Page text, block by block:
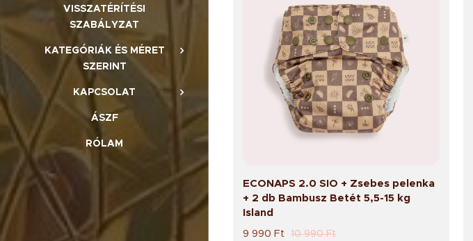
VISSZATÉRÍTÉSI
SZABÁLYZAT
KATEGÓRIÁK ÉS MÉRET
SZERINT
KAPCSOLAT
ÁSZF
RÓLAM
ECONAPS 2.0 SIO + Zsebes pelenka
+ 2 db Bambusz Betét 5,5-15 kg
Island
9 990 Ft 10 990Ft